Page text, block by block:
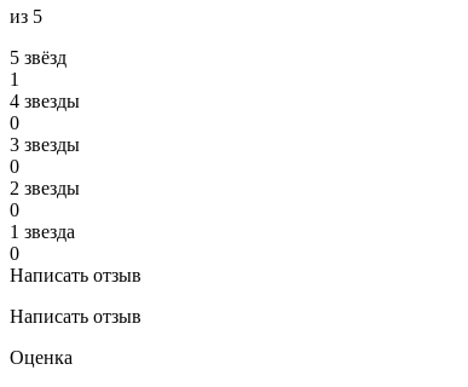
из 5
5 звёзд
1
4 звeзды
0
3 звeзды
0
2 звeзды
0
1 звeзда
0
Написать отзыв
Написать отзыв
Оценка